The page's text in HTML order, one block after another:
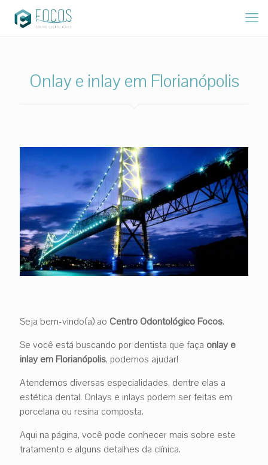
Onlay e inlay em Florianópolis
Seja bem-vindo(a) ao Centro Odontológico Focos.
Se você está buscando por dentista que faça onlay e
inlay em Florianópolis, podemos ajudar!
Atendemos diversas especialidades, dentre elas a
estética dental. Onlays e inlays podem ser feitas em
porcelana ou resina composta.
Aqui na página, você pode conhecer mais sobre este
tratamento e alguns detalhes da clínica.